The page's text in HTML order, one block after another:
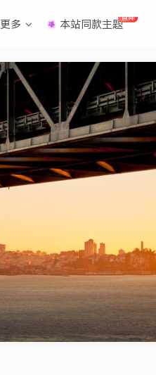
更多 本站同款主题直降